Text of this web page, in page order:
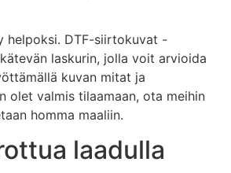
helpoksi. DTF-siirtokuvat -
laskurin, jolla voit arvioida
kuvan mitat ja
olet valmis tilaamaan, ota meihin
homma maaliin.
laadulla